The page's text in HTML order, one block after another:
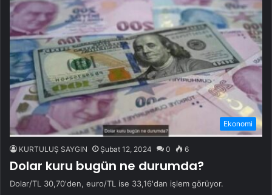
Ekonomi
KURTULUŞ SAYGIN Şubat 12, 2024 0 6
Dolar kuru bugün ne durumda?
Dolar/TL 30,70'den, euro/TL ise 33,16'dan işlem görüyor.